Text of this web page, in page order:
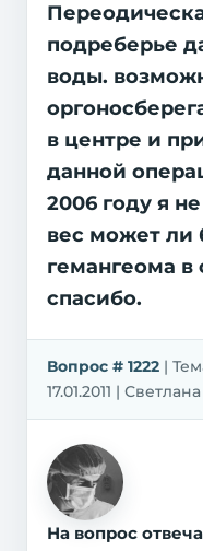
подреберье
воды.
в центре и
данной
2006 году я
вес может ли
гемангеома в
спасибо.
Вопрос # 1222 |
17.01.2011 |
На вопрос